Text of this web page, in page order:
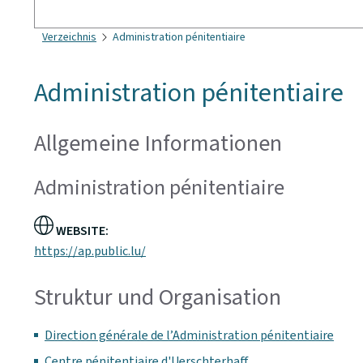
Verzeichnis Administration pénitentiaire
Administration pénitentiaire
Allgemeine Informationen
Administration pénitentiaire
WEBSITE:
https://ap.public.lu/
Struktur und Organisation
Direction générale de l’Administration pénitentiaire